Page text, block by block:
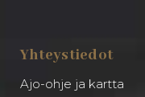
Yhteystiedot
Ajo-ohje ja kartta